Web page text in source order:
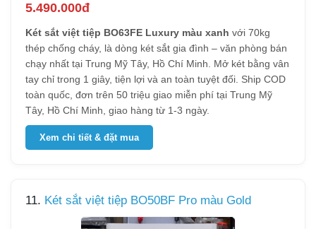
5.490.000đ
Két sắt việt tiệp BO63FE Luxury màu xanh với 70kg
thép chống cháy, là dòng két sắt gia đình – văn phòng bán
chạy nhất tại Trung Mỹ Tây, Hồ Chí Minh. Mở két bằng vân
tay chỉ trong 1 giây, tiện lợi và an toàn tuyệt đối. Ship COD
toàn quốc, đơn trên 50 triệu giao miễn phí tại Trung Mỹ
Tây, Hồ Chí Minh, giao hàng từ 1-3 ngày.
Xem chi tiết & đặt mua
11. Két sắt việt tiệp BO50BF Pro màu Gold